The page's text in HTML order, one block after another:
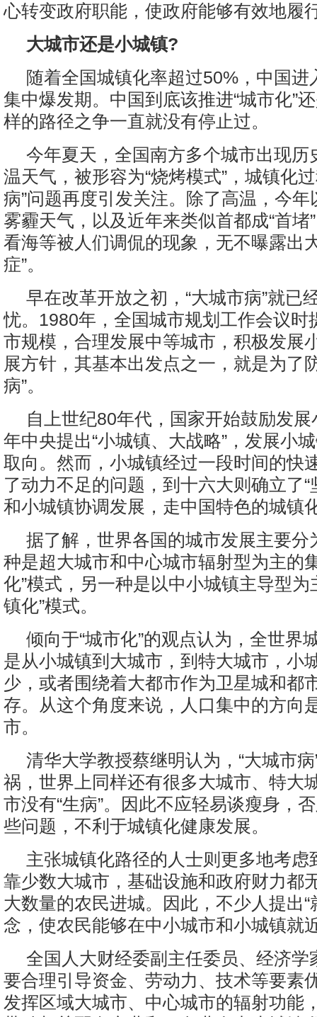
心转变政府职能，使政府能够有效地履
大城市还是小城镇?
随着全国城镇化率超过50%，中国进
集中爆发期。中国到底该推进“城市化”
样的路径之争一直就没有停止过。
今年夏天，全国南方多个城市出现历
温天气，被形容为“烧烤模式”，城镇化
病”问题再度引发关注。除了高温，今
雾霾天气，以及近年来类似首都成“首堵
看海等被人们调侃的现象，无不曝露出
症”。
早在改革开放之初，“大城市病”就已
忧。1980年，全国城市规划工作会议时
市规模，合理发展中等城市，积极发展
展方针，其基本出发点之一，就是为了
病”。
自上世纪80年代，国家开始鼓励发
年中央提出“小城镇、大战略”，发展小
取向。然而，小城镇经过一段时间的快
了动力不足的问题，到十六大则确立了
和小城镇协调发展，走中国特色的城镇
据了解，世界各国的城市发展主要分
种是超大城市和中心城市辐射型为主的
化”模式，另一种是以中小城镇主导型为
镇化”模式。
倾向于“城市化”的观点认为，全世界
是从小城镇到大城市，到特大城市，小
少，或者围绕着大都市作为卫星城和都
存。从这个角度来说，人口集中的方向
市。
清华大学教授蔡继明认为，“大城市病
祸，世界上同样还有很多大城市、特大
市没有“生病”。因此不应轻易谈瘦身，
些问题，不利于城镇化健康发展。
主张城镇化路径的人士则更多地考虑
靠少数大城市，基础设施和政府财力都
大数量的农民进城。因此，不少人提出“
念，使农民能够在中小城市和小城镇就
全国人大财经委副主任委员、经济学
要合理引导资金、劳动力、技术等要素
发挥区域大城市、中心城市的辐射功能